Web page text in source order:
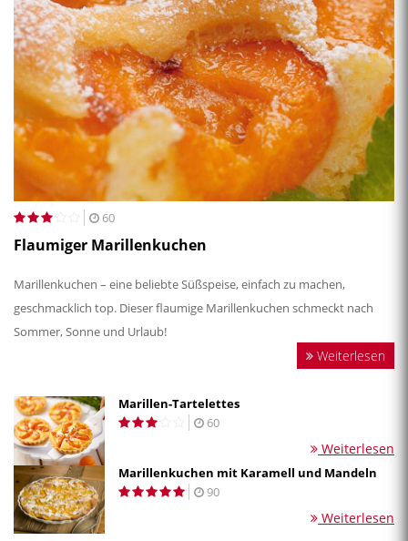
60
Flaumiger Marillenkuchen
Marillenkuchen – eine beliebte Süßspeise, einfach zu machen,
geschmacklich top. Dieser flaumige Marillenkuchen schmeckt nach
Sommer, Sonne und Urlaub!
Weiterlesen
Marillen-Tartelettes
60
Weiterlesen
Marillenkuchen mit Karamell und Mandeln
90
Weiterlesen